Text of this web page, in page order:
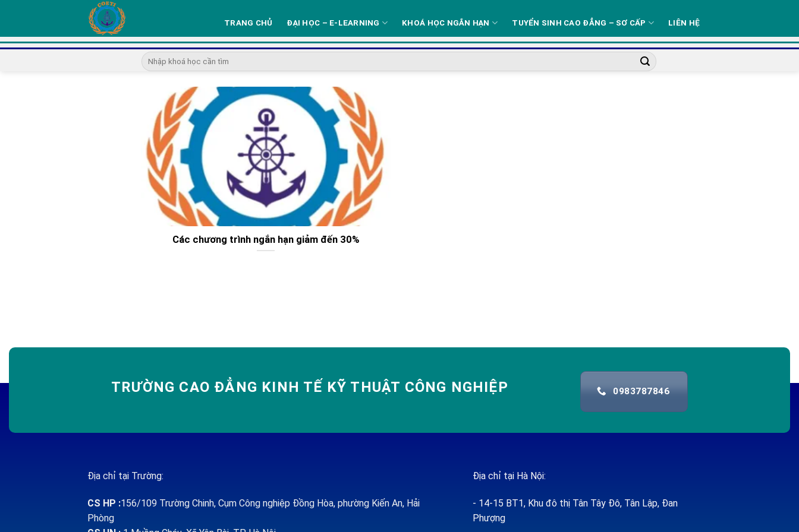
content
TRANG CHỦ ĐẠI HỌC – E-LEARNING KHOÁ HỌC NGẮN HẠN TUYỂN SINH CAO ĐẲNG – SƠ CẤP LIÊN HỆ
Các chương trình ngắn hạn giảm đến 30%
TRƯỜNG CAO ĐẲNG KINH TẾ KỸ THUẬT CÔNG NGHIỆP 0983787846
Địa chỉ tại Trường:
CS HP :156/109 Trường Chinh, Cụm Công nghiệp Đồng Hòa, phường Kiến An, Hải
Phòng
Địa chỉ tại Hà Nội:
- 14-15 BT1, Khu đô thị Tân Tây Đô, Tân Lập, Đan
Phượng